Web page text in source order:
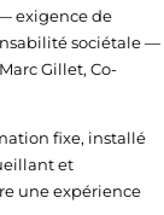
exigence de
sociétale —
Gillet, Co-
fixe, installé
et
une expérience